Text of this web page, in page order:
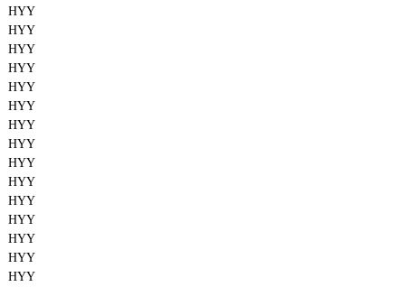
HYY
HYY
HYY
HYY
HYY
HYY
HYY
HYY
HYY
HYY
HYY
HYY
HYY
HYY
HYY